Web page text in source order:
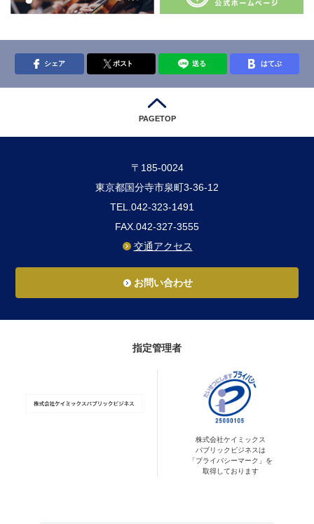
シェア ポスト 送る はてぶ
PAGETOP
〒185-0024
東京都国分寺市泉町3-36-12
TEL.042-323-1491
FAX.042-327-3555
交通アクセス
お問い合わせ
指定管理者
株式会社ケイミックス
パブリックビジネスは
「プライバシーマーク」を
取得しております